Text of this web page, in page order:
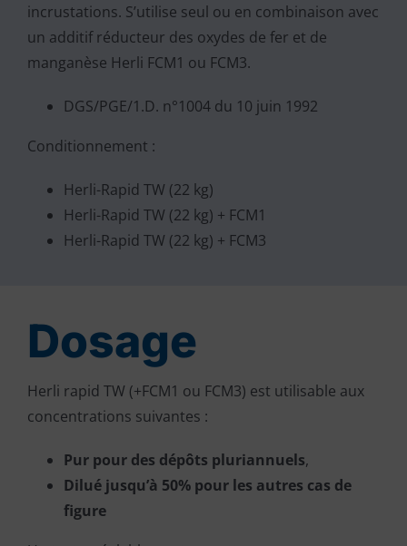
incrustations. S’utilise seul ou en combinaison avec
un additif réducteur des oxydes de fer et de
manganèse Herli FCM1 ou FCM3.
DGS/PGE/1.D. n°1004 du 10 juin 1992
Conditionnement :
Herli-Rapid TW (22 kg)
Herli-Rapid TW (22 kg) + FCM1
Herli-Rapid TW (22 kg) + FCM3
Dosage
Herli rapid TW (+FCM1 ou FCM3) est utilisable aux
concentrations suivantes :
Pur pour des dépôts pluriannuels,
Dilué jusqu’à 50% pour les autres cas de
figure